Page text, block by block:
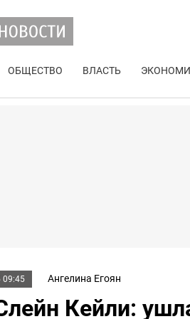
ОБЩЕСТВО ВЛАСТЬ
09:45 Ангелина Егоян
Кейли: